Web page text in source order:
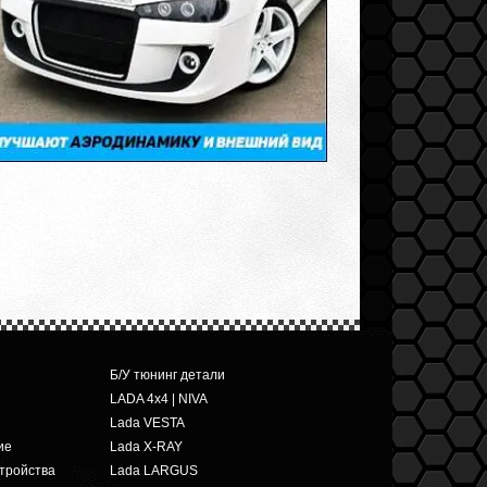
Б/У тюнинг детали
LADA 4x4 | NIVA
Lada VESTA
Lada X-RAY
Lada LARGUS